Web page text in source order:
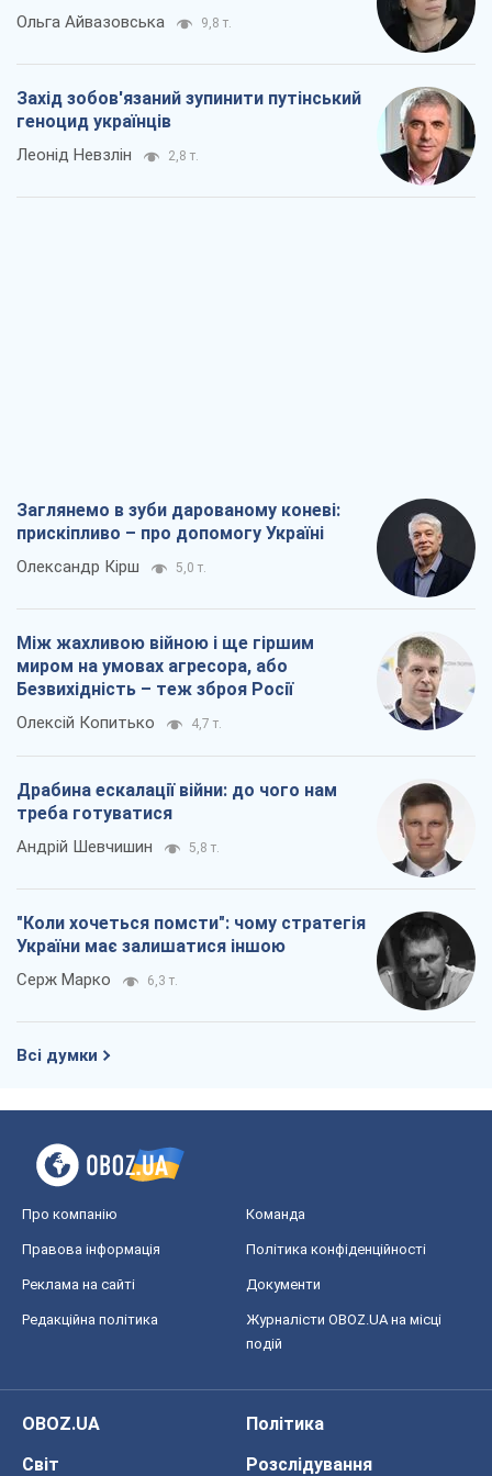
Ольга Айвазовська 9,8 т.
Захід зобов'язаний зупинити путінський
геноцид українців
Леонід Невзлін 2,8 т.
Заглянемо в зуби дарованому коневі:
прискіпливо – про допомогу Україні
Олександр Кірш 5,0 т.
Між жахливою війною і ще гіршим
миром на умовах агресора, або
Безвихідність – теж зброя Росії
Олексій Копитько 4,7 т.
Драбина ескалації війни: до чого нам
треба готуватися
Андрій Шевчишин 5,8 т.
"Коли хочеться помсти": чому стратегія
України має залишатися іншою
Серж Марко 6,3 т.
Всі думки
Про компанію Команда
Правова інформація Політика конфіденційності
Реклама на сайті Документи
Редакційна політика
Журналісти OBOZ.UA на місці
подій
OBOZ.UA
Політика
Світ
Розслідування